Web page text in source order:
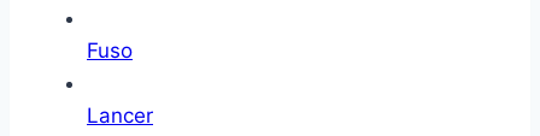
Fuso
Lancer